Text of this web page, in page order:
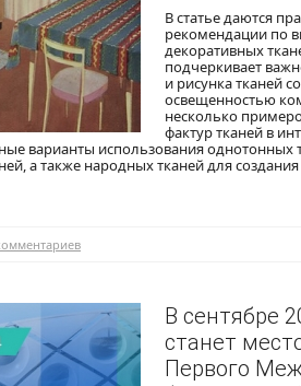
В статье даются
рекомендации по
декоративных
подчеркивает
и рисунка тканей
освещенностью
несколько
фактур тканей в
варианты использования однотонных
а также народных тканей для
В сентябре
станет
Первого